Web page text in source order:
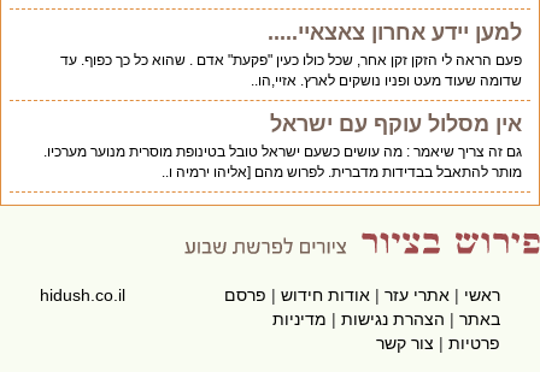
למען יידע אחרון צאצאיי.....
פעם הראה לי הזקן זקן אחר, שכל כולו כעין "פקעת" אדם . שהוא כל כך כפוף. עד
שדומה שעוד מעט ופניו נושקים לארץ. אזיי,הו..
אין מסלול עוקף עם ישראל
גם זה צריך שיאמר : מה עושים כשעם ישראל טובל בטינופת מוסרית מנוער מערכיו.
מותר להתאבל בבדידות מדברית. לפרוש מהם [אליהו ירמיה ו..
ראשי|אתרי עזר|אודות חידוש|פרסם
באתר|הצהרת נגישות|מדיניות
פרטיות|צור קשר
hidush.co.il